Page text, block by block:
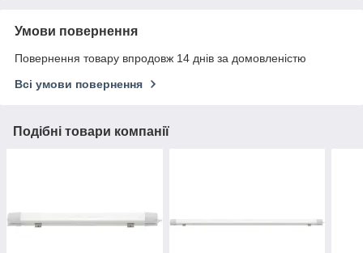
Умови повернення
Повернення товару впродовж 14 днів за домовленістю
Всі умови повернення
Подібні товари компанії